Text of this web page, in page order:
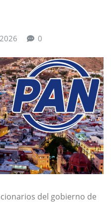
0
del gobierno de